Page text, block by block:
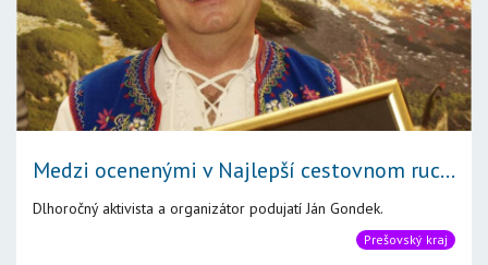
Medzi ocenenými v Najlepší cestovnom ruc...
Dlhoročný aktivista a organizátor podujatí Ján Gondek.
Prešovský kraj